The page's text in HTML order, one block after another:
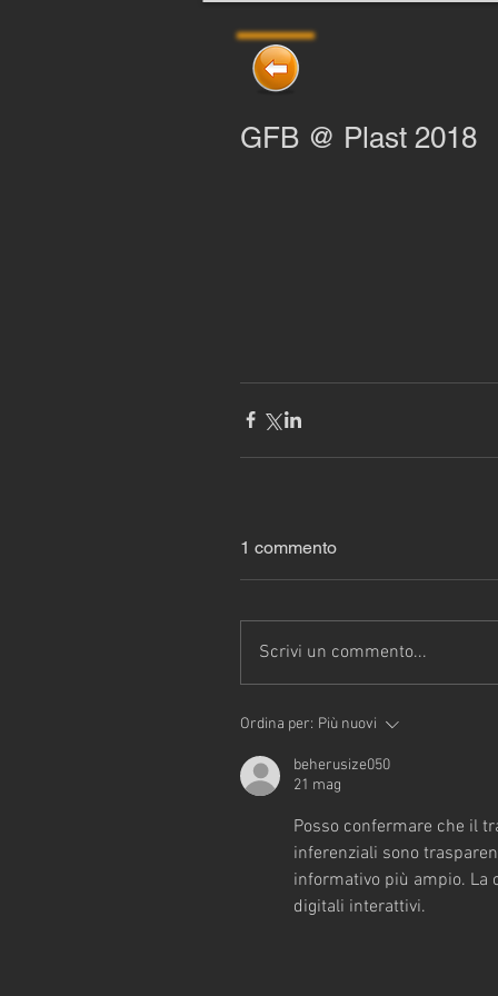
GFB @ Plast 2018
1 commento
Scrivi un commento...
Ordina per: Più nuovi
beherusize050
21 mag
Posso confermare che il
inferenziali sono
informativo più ampio. La
digitali interattivi.